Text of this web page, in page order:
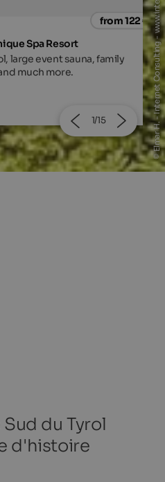
from 100
unique nature, culinary
and pure relaxation with the Stoll
2/15 © Elmar H. - Internet Consulting - www.internet-consulting.it
du Tyrol
d'histoire